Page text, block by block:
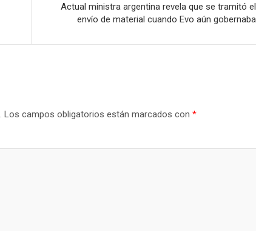
Actual ministra argentina revela que se tramitó el
envío de material cuando Evo aún gobernaba
Los campos obligatorios están marcados con *